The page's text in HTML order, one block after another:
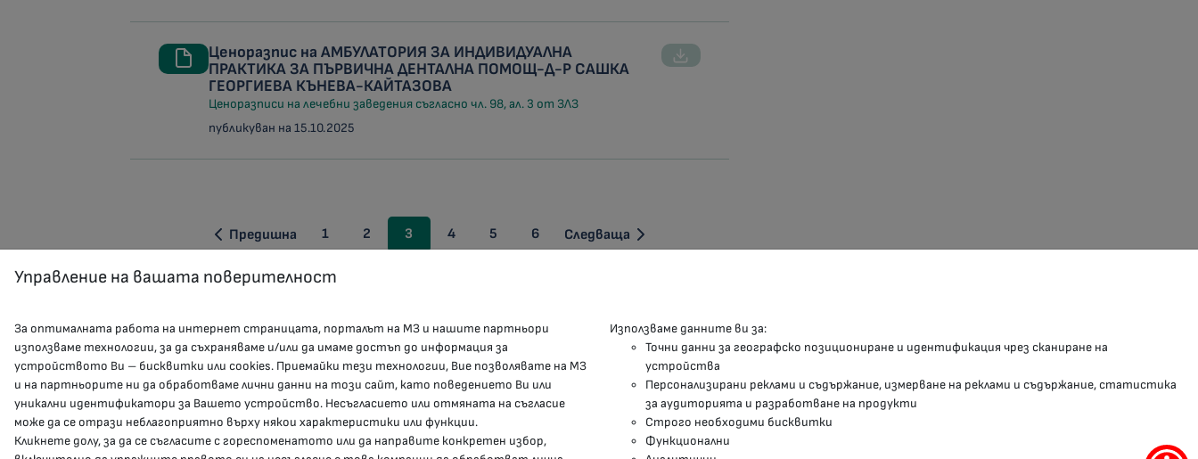
Ценоразпис на АМБУЛАТОРИЯ ЗА ИНДИВИДУАЛНА
ПРАКТИКА ЗА ПЪРВИЧНА ДЕНТАЛНА ПОМОЩ-Д-Р САШКА
ГЕОРГИЕВА КЪНЕВА-КАЙТАЗОВА
Ценоразписи на лечебни заведения съгласно чл. 98, ал. 3 от ЗЛЗ
публикуван на 15.10.2025
Предишна 1 2 3 4 5 6 Следваща
гр.София, 1000, пл. „Света Неделя“ №5
delovodstvo@mh.government.bg
presscenter@mh.government.bg
Instragram профил
Управление на вашата поверителност
За оптималната работа на интернет страницата, порталът на МЗ и нашите партньори
използваме технологии, за да съхраняваме и/или да имаме достъп до информация за
устройството Ви – бисквитки или cookies. Приемайки тези технологии, Вие позволявате на МЗ
и на партньорите ни да обработваме лични данни на този сайт, като поведението Ви или
уникални идентификатори за Вашето устройство. Несъгласието или отмяната на съгласие
може да се отрази неблагоприятно върху някои характеристики или функции.
Кликнете долу, за да се съгласите с гореспоменатото или да направите конкретен избор,
Използваме данните ви за:
Точни данни за географско позициониране и идентификация чрез сканиране на
устройства
Персонализирани реклами и съдържание, измерване на реклами и съдържание, статистика
за аудиторията и разработване на продукти
Строго необходими бисквитки
Функционални